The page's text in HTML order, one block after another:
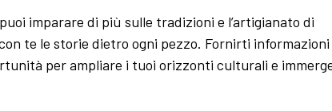
imparare di più sulle tradizioni e l’artigianato di
te le storie dietro ogni pezzo. Fornirti informazioni
per ampliare i tuoi orizzonti culturali e